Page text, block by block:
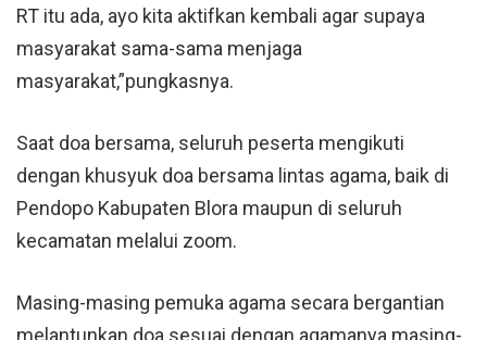
RT itu ada, ayo kita aktifkan kembali agar supaya
masyarakat sama-sama menjaga
masyarakat,”pungkasnya.
Saat doa bersama, seluruh peserta mengikuti
dengan khusyuk doa bersama lintas agama, baik di
Pendopo Kabupaten Blora maupun di seluruh
kecamatan melalui zoom.
Masing-masing pemuka agama secara bergantian
melantunkan doa sesuai dengan agamanya masing-